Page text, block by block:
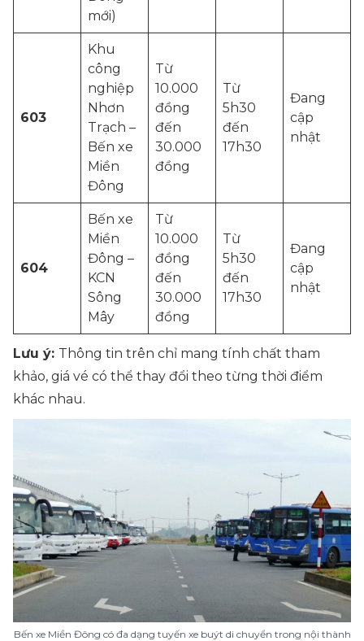
mới)
603
Khu
công
nghiệp
Nhơn
Trạch –
Bến xe
Miền
Đông
Từ
10.000
đồng
đến
30.000
đồng
Từ
5h30
đến
17h30
Đang
cập
nhật
604
Bến xe
Miền
Đông –
KCN
Sông
Mây
Từ
10.000
đồng
đến
30.000
đồng
Từ
5h30
đến
17h30
Đang
cập
nhật
Lưu ý: Thông tin trên chỉ mang tính chất tham
khảo, giá vé có thể thay đổi theo từng thời điểm
khác nhau.
Bến xe Miền Đông có đa dạng tuyến xe buýt di chuyển trong nội thành